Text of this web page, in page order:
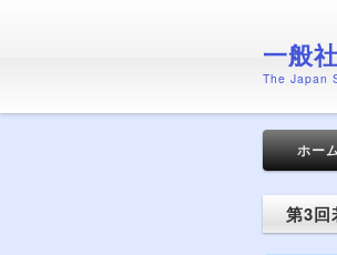
一般
The Japan
メイン
メイン
サブコ
ホー
第3回